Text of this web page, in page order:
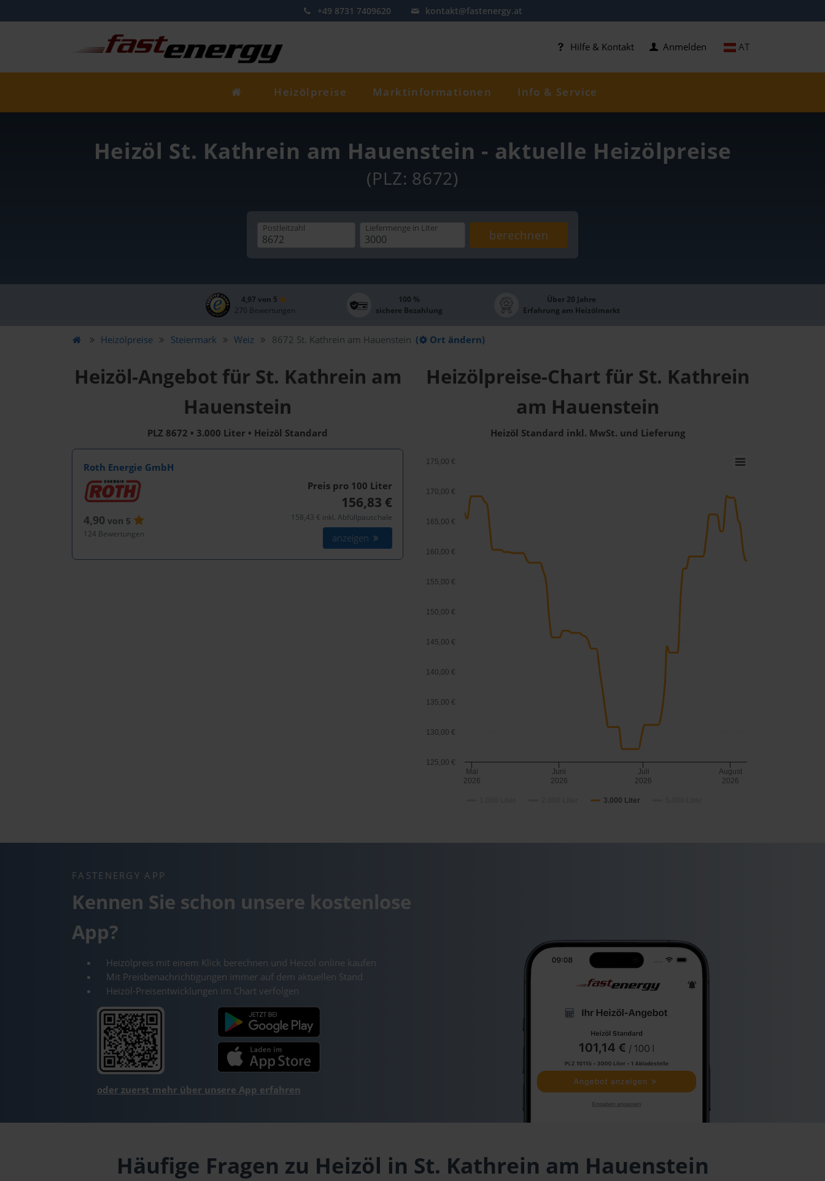
+49 8731 7409620 kontakt@fastenergy.at
AT
Hilfe & Kontakt Anmelden
Heizölpreise Marktinformationen Info & Service
Heizöl St. Kathrein am Hauenstein - aktuelle Heizölpreise
(PLZ: 8672)
Postleitzahl Liefermenge in Liter berechnen
4,97 von 5
270 Bewertungen
100 %
sichere Bezahlung
Über 20 Jahre
Erfahrung am Heizölmarkt
Heizölpreise Steiermark Weiz 8672 St. Kathrein am Hauenstein ( Ort ändern)
Heizöl-Angebot für St. Kathrein am
Hauenstein
PLZ 8672 • 3.000 Liter • Heizöl Standard
Roth Energie GmbH
4,90 von 5
124 Bewertungen
Preis pro 100 Liter
156,83 €
158,43 € inkl. Abfüllpauschale
anzeigen
Heizölpreise-Chart für St. Kathrein
am Hauenstein
Heizöl Standard inkl. MwSt. und Lieferung
3.000 Liter
Mai
2026
Juni
2026
Juli
2026
August
2026
125,00 €
130,00 €
135,00 €
140,00 €
145,00 €
150,00 €
155,00 €
160,00 €
165,00 €
170,00 €
175,00 €
FASTENERGY APP
Kennen Sie schon unsere kostenlose
App?
Heizölpreis mit einem Klick berechnen und Heizöl online kaufen
Mit Preisbenachrichtigungen immer auf dem aktuellen Stand
Heizöl-Preisentwicklungen im Chart verfolgen
oder zuerst mehr über unsere App erfahren
Häufige Fragen zu Heizöl in St. Kathrein am Hauenstein